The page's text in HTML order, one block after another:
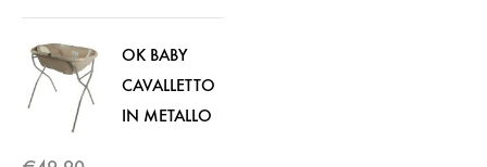
OK BABY
CAVALLETTO
IN METALLO